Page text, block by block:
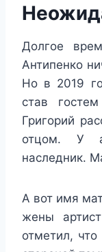
Долгое
Антипенко
Но в 2019
став
Григорий
отцом. У
наследник.
А вот имя
жены артист
отметил, что